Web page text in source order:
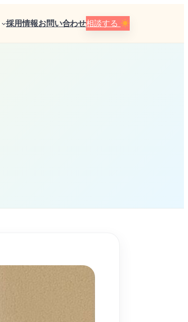
採用情報お問い合わせ相談する